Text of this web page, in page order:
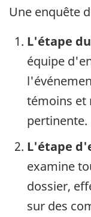
Une enquête
L'étape
équipe
témoins et
pertinente.
L'étape
examine
dossier,
sur des